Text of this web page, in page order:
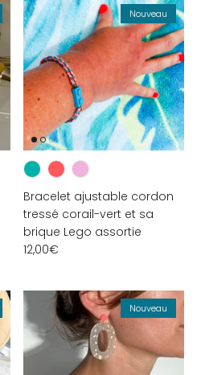
Nouveau
Bracelet ajustable cordon
tressé corail-vert et sa
brique Lego assortie
12,00€
Nouveau